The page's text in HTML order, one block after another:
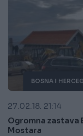
BOSNA I
27.02.18. 21:14
Ogromna zastava
Mostara